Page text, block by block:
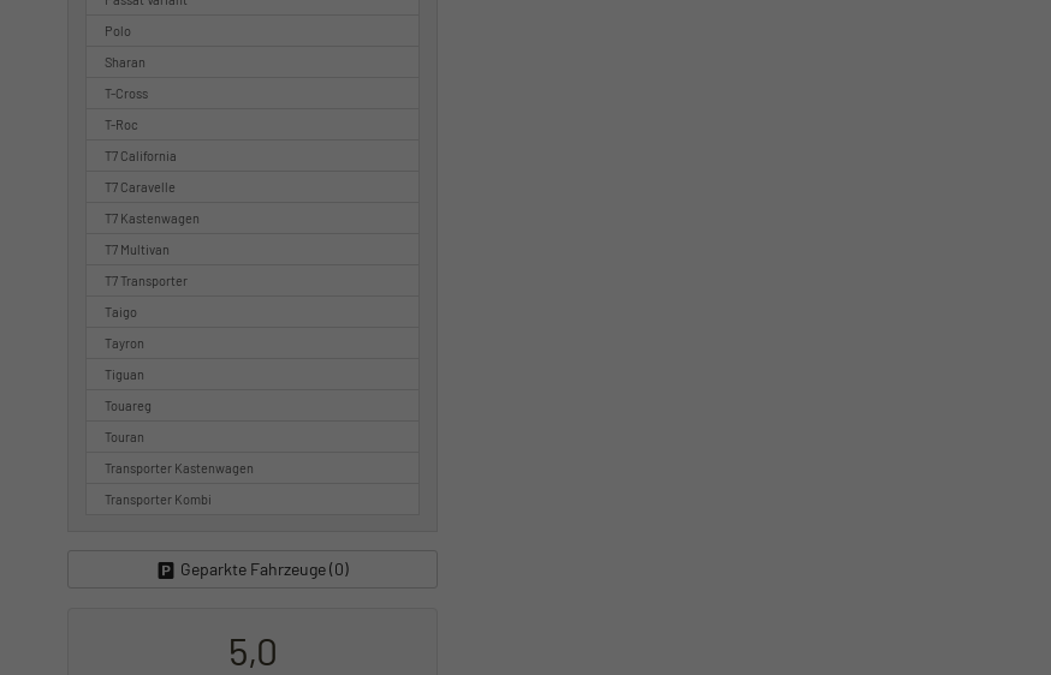
Polo
Sharan
T-Cross
T-Roc
T7 California
T7 Caravelle
T7 Kastenwagen
T7 Multivan
T7 Transporter
Taigo
Tayron
Tiguan
Touareg
Touran
Transporter Kastenwagen
Transporter Kombi
Geparkte Fahrzeuge (0)
5,0